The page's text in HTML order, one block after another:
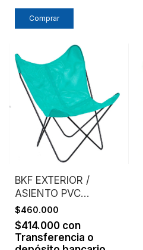
Comprar
BKF EXTERIOR /
ASIENTO PVC
MICROPERFORADO /
VERDE
$460.000
$414.000 con
Transferencia o